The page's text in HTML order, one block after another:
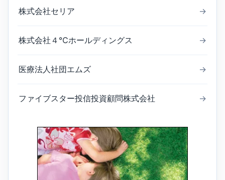
株式会社セリア →
株式会社４℃ホールディングス →
医療法人社団エムズ →
ファイブスター投信投資顧問株式会社 →